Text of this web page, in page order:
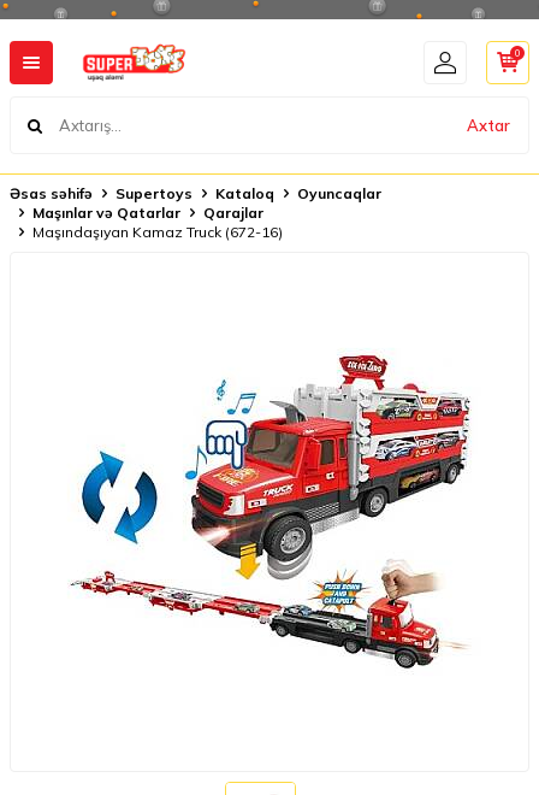
Axtar
0
Əsas səhifə Supertoys Kataloq
Oyuncaqlar
Maşınlar və Qatarlar
Qarajlar
Maşındaşıyan Kamaz Truck (672-16)